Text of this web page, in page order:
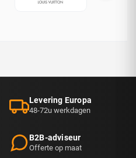
Levering Europa
48-72u werkdagen
B2B-adviseur
Offerte op maat